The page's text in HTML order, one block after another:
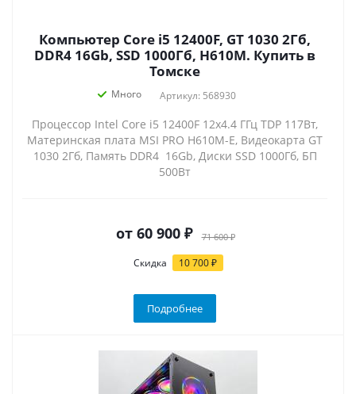
Компьютер Core i5 12400F, GT 1030 2Гб,
DDR4 16Gb, SSD 1000Гб, H610M. Купить в
Томске
Много Артикул: 568930
Процессор Intel Core i5 12400F 12x4.4 ГГц TDP 117Вт,
Материнская плата MSI PRO H610M-E, Видеокарта GT
1030 2Гб, Память DDR4 16Gb, Диски SSD 1000Гб, БП
500Вт
от 60 900 ₽ 71 600 ₽
Скидка 10 700 ₽
Подробнее